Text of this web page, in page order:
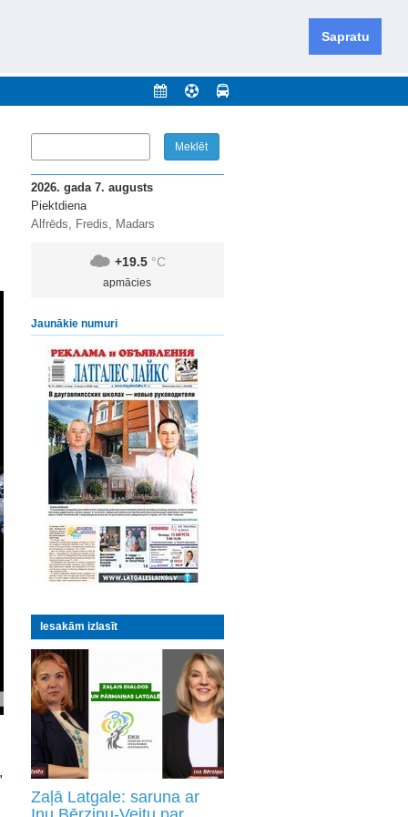
Sapratu
novadu un apkārtējos novadus un pilsētas.
2026. gada 7. augusts
Piektdiena
Alfrēds, Fredis, Madars
+19.5 °C
apmācies
Jaunākie numuri
Iesakām izlasīt
Zaļā Latgale: saruna ar